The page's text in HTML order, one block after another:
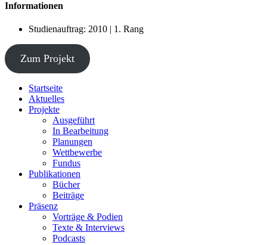
Informationen
Studienauftrag: 2010 | 1. Rang
Zum Projekt
Startseite
Aktuelles
Projekte
Ausgeführt
In Bearbeitung
Planungen
Wettbewerbe
Fundus
Publikationen
Bücher
Beiträge
Präsenz
Vorträge & Podien
Texte & Interviews
Podcasts